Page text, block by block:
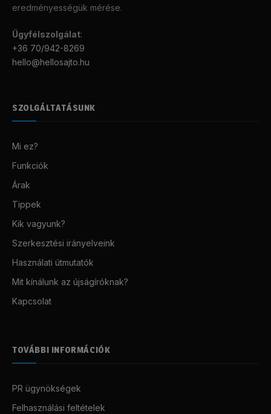
eredményességük mérése.
Ügyfélszolgálat:
+36 70/942-8269
hello@hellosajto.hu
SZOLGÁLTATÁSUNK
Mi ez?
Funkciók
Árak
Tippek
Kik vagyunk?
Szerkesztési irányelveink
Használati útmutatók
Mit kínálunk az újságíróknak?
Kapcsolat
TOVÁBBI INFORMÁCIÓK
PR ügynökségek
Felhasználási feltételek